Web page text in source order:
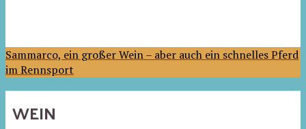
Sammarco, ein großer Wein – aber auch ein schnelles Pferd
im Rennsport
WEIN